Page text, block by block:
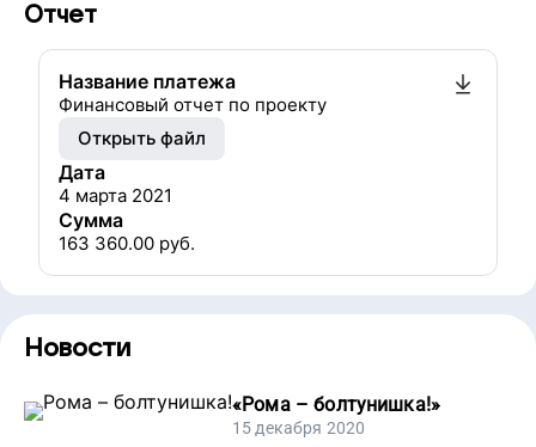
Отчет
Название платежа
Финансовый отчет по проекту
Открыть файл
Дата
4 марта 2021
Сумма
163 360.00 руб.
Новости
«Рома – болтунишка!»
15 декабря 2020